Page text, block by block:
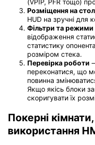
(VPIP, PFR тощо)
Розміщення на
HUD на зручні для
Фільтри та режими
відображення
статистику
розміром стека.
Перевірка роботи
переконатися, що
повинна
Якщо якісь блоки
скоригувати їх
Покерні
використання